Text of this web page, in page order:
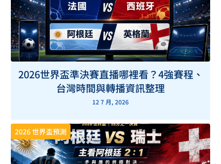
2026世界盃準決賽直播哪裡看？4強賽程、
台灣時間與轉播資訊整理
12 7 月, 2026
2026 世界盃預測